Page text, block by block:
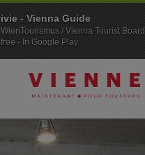
ivie - Vienna Guide
WienTourismus / Vienna Tourist Board
free - In Google Play